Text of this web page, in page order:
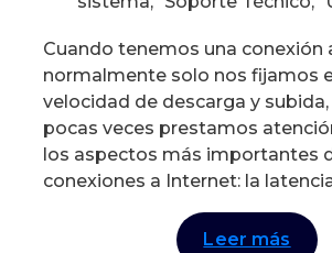
Cuando tenemos una conexión
normalmente solo nos fijamos
velocidad de descarga y
pocas veces prestamos
los aspectos más importantes
conexiones a Internet: la
Leer más